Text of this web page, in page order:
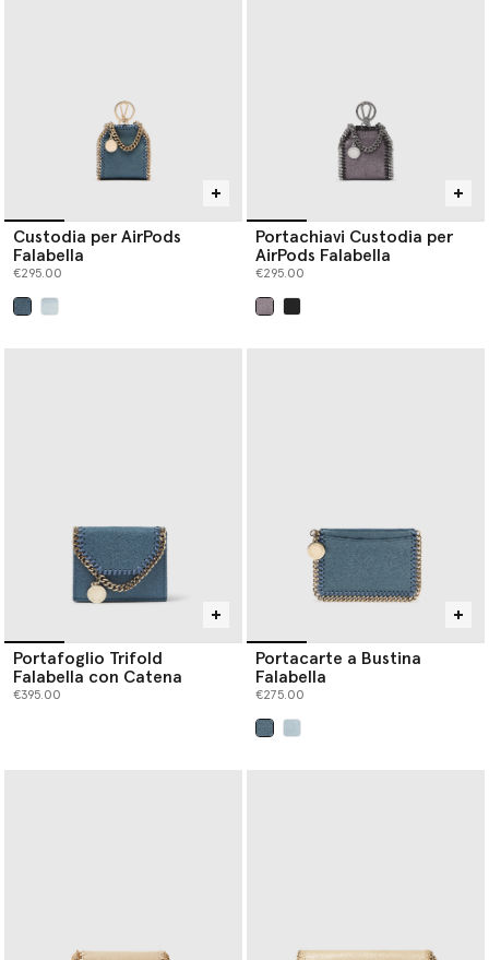
Custodia per AirPods
Falabella
€295.00
Portachiavi Custodia per
AirPods Falabella
€295.00
Portafoglio Trifold
Falabella con Catena
€395.00
Portacarte a Bustina
Falabella
€275.00